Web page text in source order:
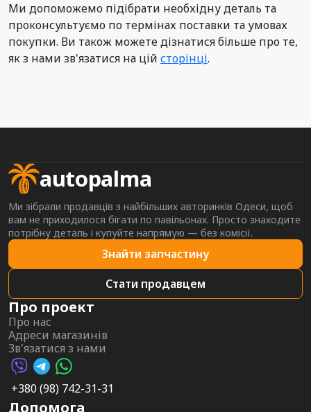
Ми допоможемо підібрати необхідну деталь та
проконсультуємо по термінах поставки та умовах
покупки. Ви також можете дізнатися більше про те,
як з нами зв'язатися на цій сторінці.
autopalma
Ми зібрали продавців з найбільших авторинків Одеси, щоб
вам не приходилося бігати по павільонах. Просто знаходите
потрібну деталь і купуйте напрямую — без комісії.
Знайти запчастину
Стати продавцем
Про проект
Про нас
Адреси магазинів
Зв'язатися з нами
Viber AutoPalma
Telegram AutoPalma
WhatsApp AutoPalma
+380 (98) 742-31-31
Допомога